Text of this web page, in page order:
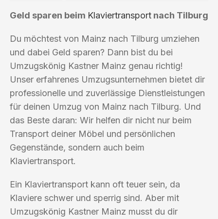
Geld sparen beim Klaviertransport nach Tilburg
Du möchtest von Mainz nach Tilburg umziehen
und dabei Geld sparen? Dann bist du bei
Umzugskönig Kastner Mainz genau richtig!
Unser erfahrenes Umzugsunternehmen bietet dir
professionelle und zuverlässige Dienstleistungen
für deinen Umzug von Mainz nach Tilburg. Und
das Beste daran: Wir helfen dir nicht nur beim
Transport deiner Möbel und persönlichen
Gegenstände, sondern auch beim
Klaviertransport.
Ein Klaviertransport kann oft teuer sein, da
Klaviere schwer und sperrig sind. Aber mit
Umzugskönig Kastner Mainz musst du dir